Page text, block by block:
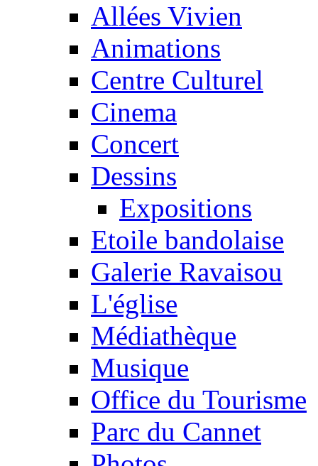
Allées Vivien
Animations
Centre Culturel
Cinema
Concert
Dessins
Expositions
Etoile bandolaise
Galerie Ravaisou
L'église
Médiathèque
Musique
Office du Tourisme
Parc du Cannet